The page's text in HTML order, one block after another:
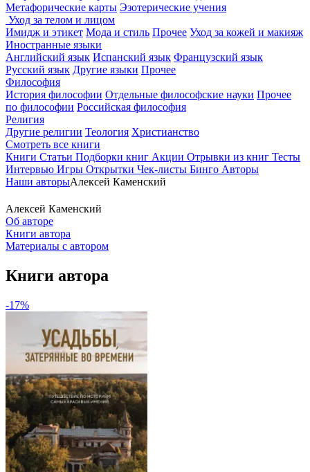
Метафорические карты Эзотерические учения
Уход за телом и лицом
Имидж и этикет Мода и стиль Прочее Уход за кожей и макияж
Иностранные языки
Английский язык Испанский язык Французский язык
Русский язык Другие языки Прочее
Философия
История философии Отдельные философские науки Прочее
по философии Российская философия
Религия
Другие религии Теология Христианство
Смотреть все книги
Книги Статьи Подборки книг Акции Отрывки из книг Тесты
Интервью Игры Открытки Чек-листы Бинго Авторы
Наши авторыАлексей Каменский
Алексей Каменский
Об авторе
Книги автора
Материалы с автором
Книги автора
-17%